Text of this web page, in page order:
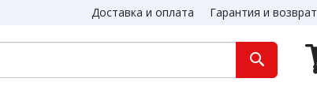
Доставка и оплата Гарантия и возврат